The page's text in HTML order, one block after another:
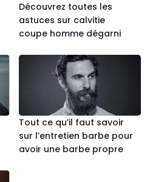
Découvrez toutes les
astuces sur calvitie
coupe homme dégarni
Tout ce qu’il faut savoir
sur l’entretien barbe pour
avoir une barbe propre